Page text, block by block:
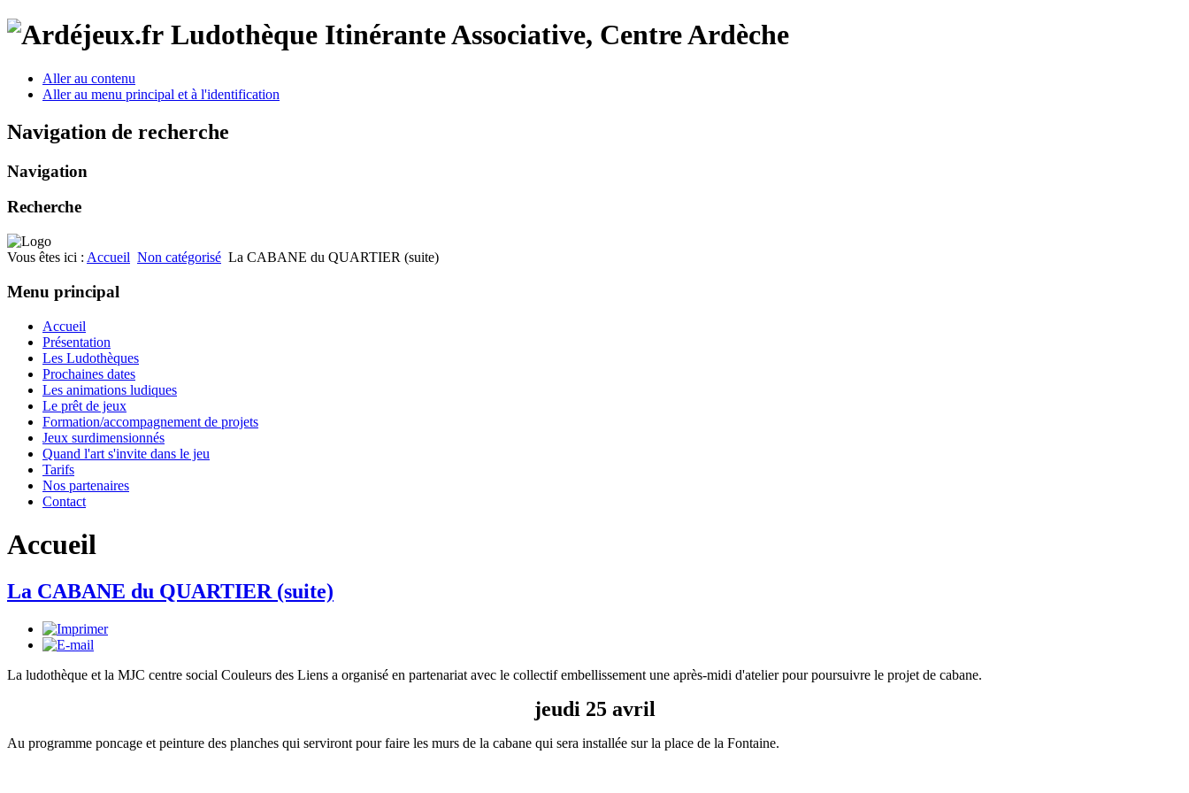
Ludothèque Itinérante Associative, Centre Ardèche
Aller au contenu
Aller au menu principal et à l'identification
Navigation de recherche
Navigation
Recherche
Vous êtes ici : Accueil Non catégorisé La CABANE du QUARTIER (suite)
Menu principal
Accueil
Présentation
Les Ludothèques
Prochaines dates
Les animations ludiques
Le prêt de jeux
Formation/accompagnement de projets
Jeux surdimensionnés
Quand l'art s'invite dans le jeu
Tarifs
Nos partenaires
Contact
Accueil
La CABANE du QUARTIER (suite)
La ludothèque et la MJC centre social Couleurs des Liens a organisé en partenariat avec le collectif embellissement une après-midi d'atelier pour poursuivre le projet de cabane.
jeudi 25 avril
Au programme poncage et peinture des planches qui serviront pour faire les murs de la cabane qui sera installée sur la place de la Fontaine.